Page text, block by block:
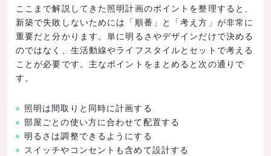
ここまで解説してきた照明計画のポイントを整理すると、
新築で失敗しないためには「順番」と「考え方」が非常に
重要だと分かります。単に明るさやデザインだけで決める
のではなく、生活動線やライフスタイルとセットで考える
ことが必要です。主なポイントをまとめると次の通りで
す。
照明は間取りと同時に計画する
部屋ごとの使い方に合わせて配置する
明るさは調整できるようにする
スイッチやコンセントも含めて設計する